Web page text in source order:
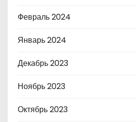
Февраль 2024
Январь 2024
Декабрь 2023
Ноябрь 2023
Октябрь 2023